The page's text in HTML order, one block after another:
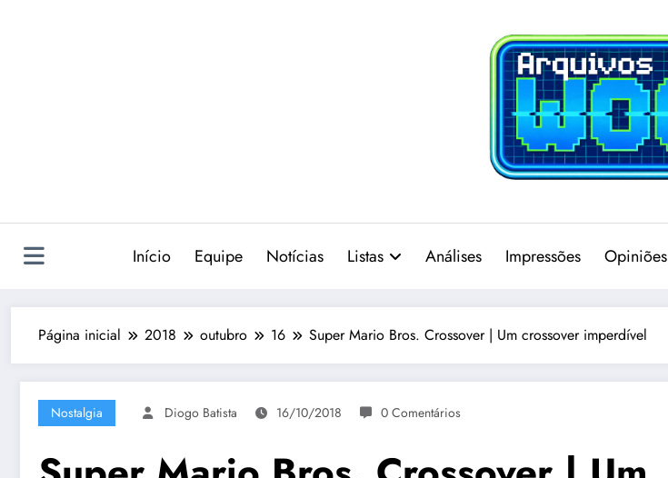
Início Equipe Notícias Listas Análises Impressões Opiniões
Página inicial 2018 outubro 16 Super Mario Bros. Crossover | Um crossover imperdível
Nostalgia Diogo Batista 16/10/2018 0 Comentários